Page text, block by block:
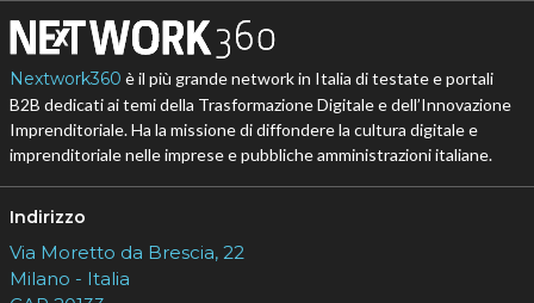
Nextwork360 è il più grande network in Italia di testate e portali
B2B dedicati ai temi della Trasformazione Digitale e dell’Innovazione
Imprenditoriale. Ha la missione di diffondere la cultura digitale e
imprenditoriale nelle imprese e pubbliche amministrazioni italiane.
Indirizzo
Via Moretto da Brescia, 22
Milano - Italia